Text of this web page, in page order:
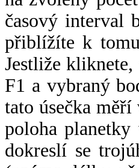
časový interval
přiblížíte k
Jestliže
F1 a vybraný
tato úsečka
poloha
dokreslí se